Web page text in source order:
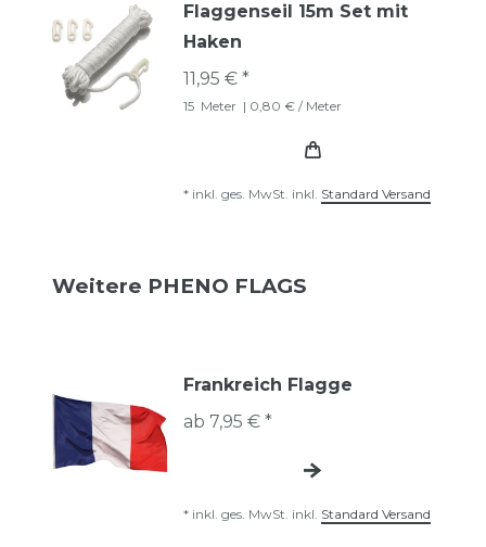
Flaggenseil 15m Set mit
Haken
11,95 € *
15 Meter | 0,80 € / Meter
* inkl. ges. MwSt. inkl. Standard Versand
Weitere PHENO FLAGS
Frankreich Flagge
ab 7,95 € *
* inkl. ges. MwSt. inkl. Standard Versand